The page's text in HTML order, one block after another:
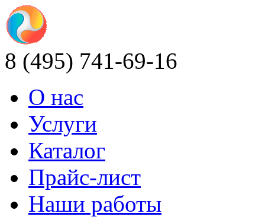
8 (495) 741-69-16
О нас
Услуги
Каталог
Прайс-лист
Наши работы